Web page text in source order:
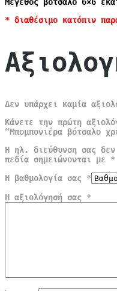
* διαθέσιμο κατόπιν
Δεν υπάρχει καμία
Κάνετε την πρώτη
“Μπομπονιέρα βότσαλο
Η ηλ. διεύθυνση σας δεν
πεδία σημειώνονται με *
Η βαθμολογία σας *
Η αξιολόγησή σας *